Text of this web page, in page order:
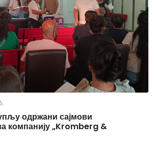
одржани сајмови
компанију „Kromberg &